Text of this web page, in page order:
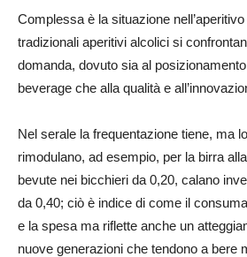
Complessa è la situazione
tradizionali aperitivi alcolici si
domanda, dovuto sia al posizionamento
beverage che alla qualità e
Nel serale la frequentazione tiene, ma
rimodulano, ad esempio, per la birra
bevute nei bicchieri da 0,20, calano
da 0,40; ciò è indice di come il
e la spesa ma riflette anche un
nuove generazioni che tendono a bere